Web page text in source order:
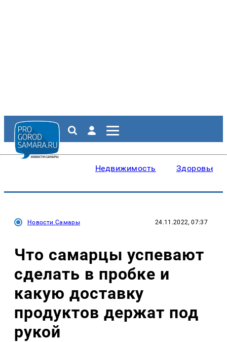
Недвижимость Здоровье
Новости Самары 24.11.2022, 07:37
Что самарцы успевают
сделать в пробке и
какую доставку
продуктов держат под
рукой